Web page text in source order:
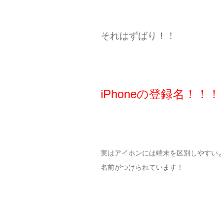
それはずばり！！
iPhoneの登録名！！！
実はアイホンには端末を区別しやすい
名前がつけられています！